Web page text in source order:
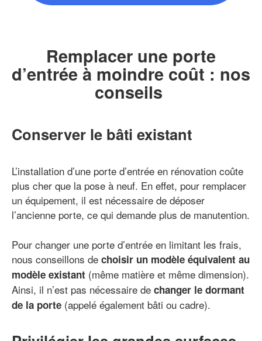
Remplacer une porte
d’entrée à moindre coût : nos
conseils
Conserver le bâti existant
L’installation d’une porte d’entrée en rénovation coûte
plus cher que la pose à neuf. En effet, pour remplacer
un équipement, il est nécessaire de déposer
l’ancienne porte, ce qui demande plus de manutention.
Pour changer une porte d’entrée en limitant les frais,
nous conseillons de choisir un modèle équivalent au
modèle existant (même matière et même dimension).
Ainsi, il n’est pas nécessaire de changer le dormant
de la porte (appelé également bâti ou cadre).